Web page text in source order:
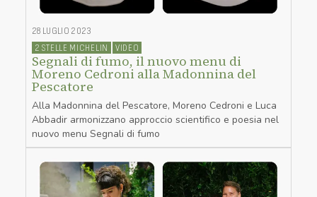
28 LUGLIO 2023
2 STELLE MICHELIN
VIDEO
Segnali di fumo, il nuovo menu di
Moreno Cedroni alla Madonnina del
Pescatore
Alla Madonnina del Pescatore, Moreno Cedroni e Luca
Abbadir armonizzano approccio scientifico e poesia nel
nuovo menu Segnali di fumo